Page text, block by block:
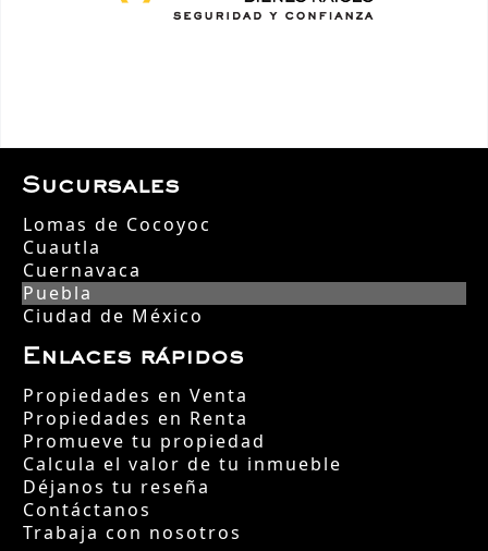
Sucursales
Lomas de Cocoyoc
Cuautla
Cuernavaca
Puebla
Ciudad de México
Enlaces rápidos
Propiedades en Venta
Propiedades en Renta
Promueve tu propiedad
Calcula el valor de tu inmueble
Déjanos tu reseña
Contáctanos
Trabaja con nosotros